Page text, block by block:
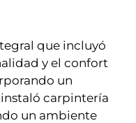
que incluyó
y el confort
un
instaló carpintería
un ambiente